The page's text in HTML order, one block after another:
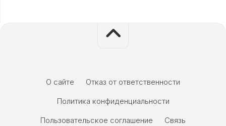
О сайте
Отказ от ответственности
Политика конфиденциальности
Пользовательское соглашение
Связь